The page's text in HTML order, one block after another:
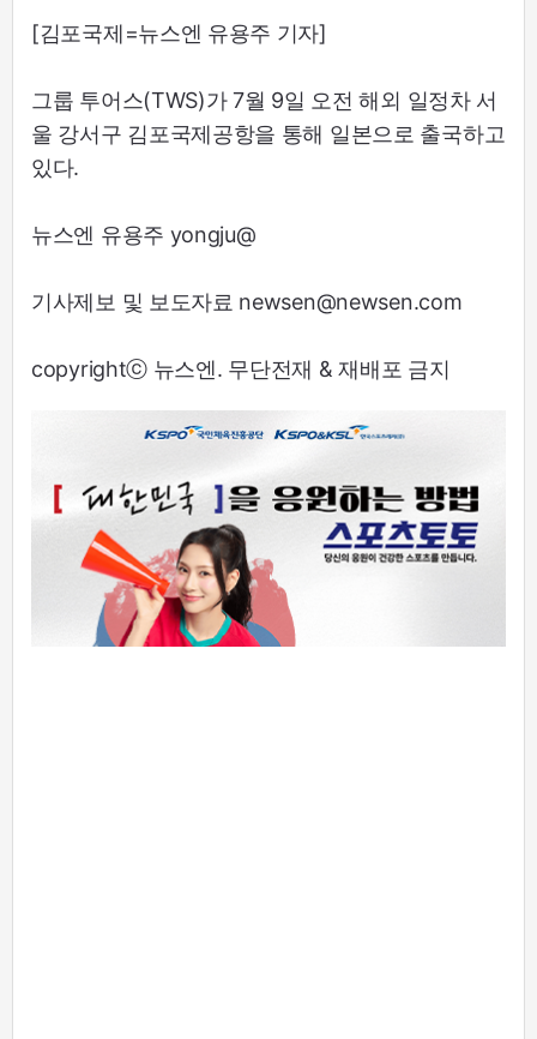
[김포국제=뉴스엔 유용주 기자]
그룹 투어스(TWS)가 7월 9일 오전 해외 일정차 서
울 강서구 김포국제공항을 통해 일본으로 출국하고
있다.
뉴스엔 유용주 yongju@
기사제보 및 보도자료 newsen@newsen.com
copyrightⓒ 뉴스엔. 무단전재 & 재배포 금지